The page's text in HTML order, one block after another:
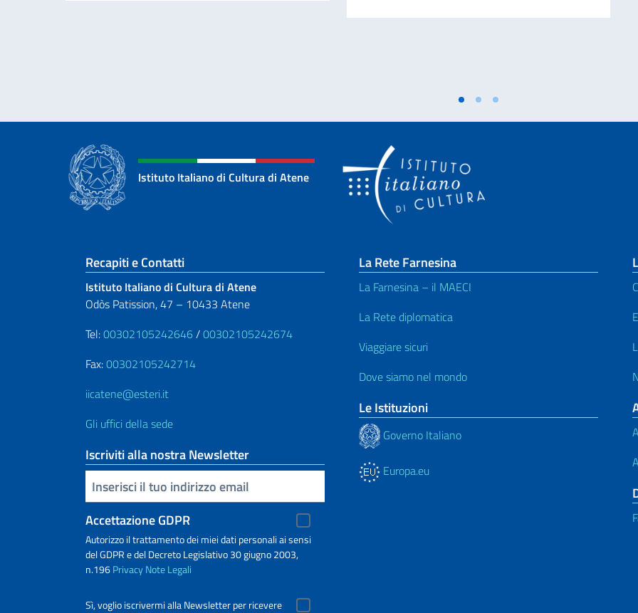
Istituto Italiano di Cultura di Atene
Sezione footer
Recapiti e Contatti
Istituto Italiano di Cultura di Atene
Odòs Patission, 47 – 10433 Atene
Tel:00302105242646 /00302105242674
Fax:00302105242714
iicatene@esteri.it
Gli uffici della sede
Iscriviti alla nostra Newsletter
Inserisci la tua email
Accettazione GDPR
Autorizzo il trattamento dei miei dati personali ai sensi
del GDPR e del Decreto Legislativo 30 giugno 2003,
n.196PrivacyNote Legali
Sì, voglio iscrivermi alla Newsletter per ricevere
La Rete Farnesina
La Farnesina – il MAECI
La Rete diplomatica
Viaggiare sicuri
Dove siamo nel mondo
Le Istituzioni
Governo Italiano
Europa.eu